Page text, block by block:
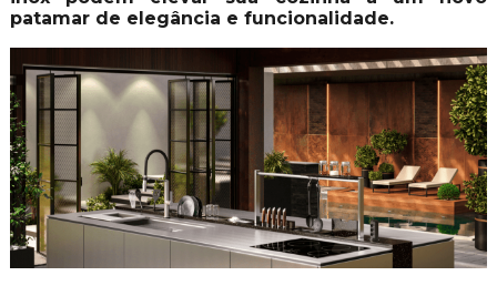
patamar de elegância e funcionalidade.